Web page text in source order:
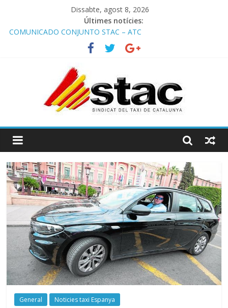
Dissabte, agost 8, 2026
Últimes notícies:
COMUNICADO CONJUNTO STAC – ATC
Comunicado STAC/ ATC de la reunión con los Mossos d
‘Esquadra del aeropuerto de Barcelona.
Programa de Radio TAXI LIBRE 29.07.2026 en COOLTURA FM.
STAC/ATC SOLICITAN TAULA TÈCNICA PARA MEJORAR LA
OPERATIVA DE ENTRADA EN EL PUERTO DE BARCELONA.
Programa de Radio TAXI LIBRE 22.07.2026 en COOLTURA FM.
General Noticies taxi Espanya